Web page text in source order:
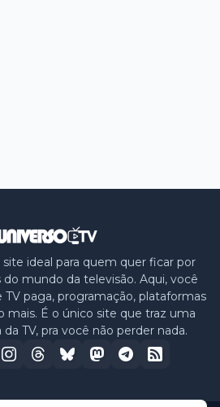
site ideal para quem quer ficar por
mundo da televisão. Aqui, você
paga, programação, plataformas
É o único site que traz uma
TV, pra você não perder nada.